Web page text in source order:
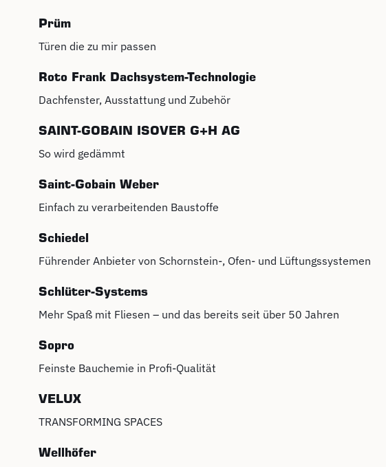
Prüm
Türen die zu mir passen
Roto Frank Dachsystem-Technologie
Dachfenster, Ausstattung und Zubehör
SAINT-GOBAIN ISOVER G+H AG
So wird gedämmt
Saint-Gobain Weber
Einfach zu verarbeitenden Baustoffe
Schiedel
Führender Anbieter von Schornstein-, Ofen- und Lüftungssystemen
Schlüter-Systems
Mehr Spaß mit Fliesen – und das bereits seit über 50 Jahren
Sopro
Feinste Bauchemie in Profi-Qualität
VELUX
TRANSFORMING SPACES
Wellhöfer